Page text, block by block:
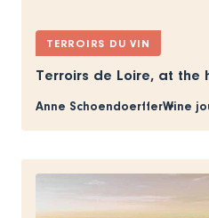
TERROIRS DU VIN
Terroirs de Loire, at the
Anne SchoendoerfferWine